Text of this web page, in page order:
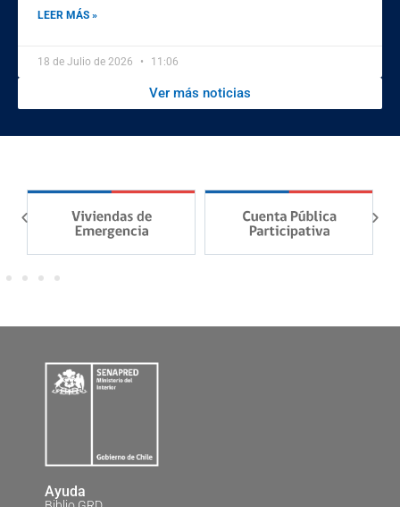
LEER MÁS »
18 de Julio de 2026 11:06
Ver más noticias
Ayuda